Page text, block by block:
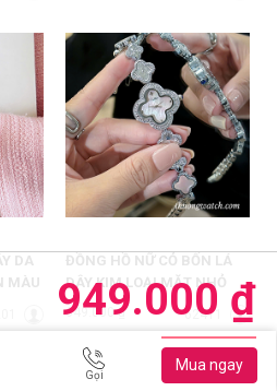
949.000 ₫
DA
MÀU
ĐỒNG HỒ NỮ CỎ BỐN LÁ
DÂY KIM LOẠI MẶT NHỎ
MẶT HỒNG ĐHĐ48404
649.000 ₫ 62411
Gọi